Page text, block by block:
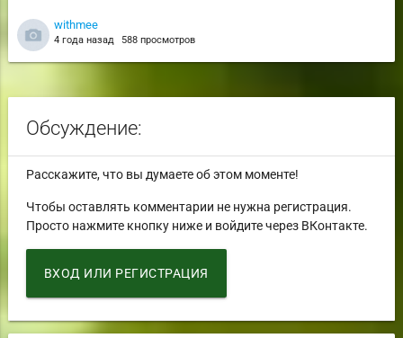
withmee
4 года назад 588 просмотров
Обсуждение:
Расскажите, что вы думаете об этом моменте!
Чтобы оставлять комментарии не нужна регистрация.
Просто нажмите кнопку ниже и войдите через ВКонтакте.
ВХОД ИЛИ РЕГИСТРАЦИЯ